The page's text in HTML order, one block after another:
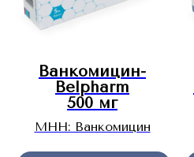
Ванкомицин-
Belpharm
500 мг
МНН: Ванкомицин